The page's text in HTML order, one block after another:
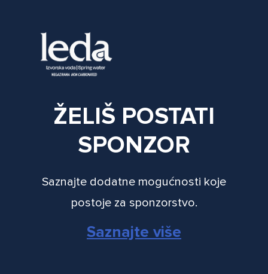
ŽELIŠ POSTATI
SPONZOR
Saznajte dodatne mogućnosti koje
postoje za sponzorstvo.
Saznajte više